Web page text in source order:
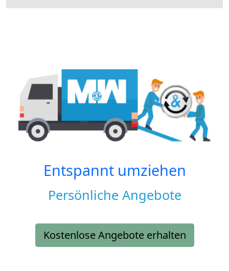
Entspannt umziehen
Persönliche Angebote
Kostenlose Angebote erhalten